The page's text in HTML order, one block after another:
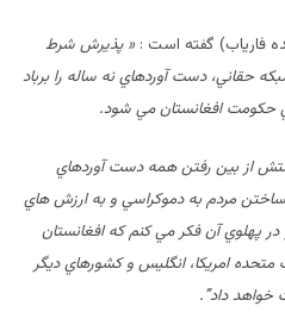
فاریاب) گفته است : «پذيرش شرط
حقاني، دست آوردهاي نه ساله را برباد
حکومت افغانستان مي شود.
از بين رفتن همه دست آوردهاي
مردم به دموکراسي و به ارزش هاي
پهلوي آن فکر مي کنم که افغانستان
امريکا، انگليس و کشورهاي ديگر
داد”.